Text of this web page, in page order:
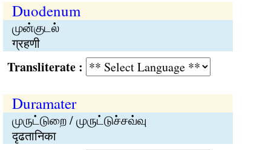
Duodenum
முன்குடல்
ग्रहणी
:
Duramater
முருட்டுறை / முருட்டுச்சவ்வு
दृढतानिका